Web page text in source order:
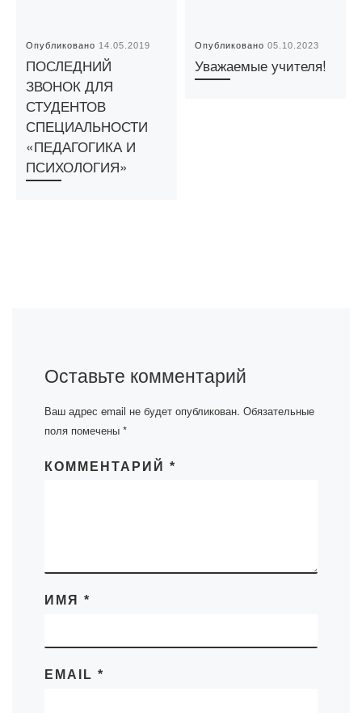
Опубликовано 14.05.2019
ПОСЛЕДНИЙ
ЗВОНОК ДЛЯ
СТУДЕНТОВ
СПЕЦИАЛЬНОСТИ
«ПЕДАГОГИКА И
ПСИХОЛОГИЯ»
Опубликовано05.10.2023
Уважаемые учителя!
Оставьте комментарий
Ваш адрес email не будет опубликован. Обязательные
поля помечены *
КОММЕНТАРИЙ *
ИМЯ *
EMAIL *